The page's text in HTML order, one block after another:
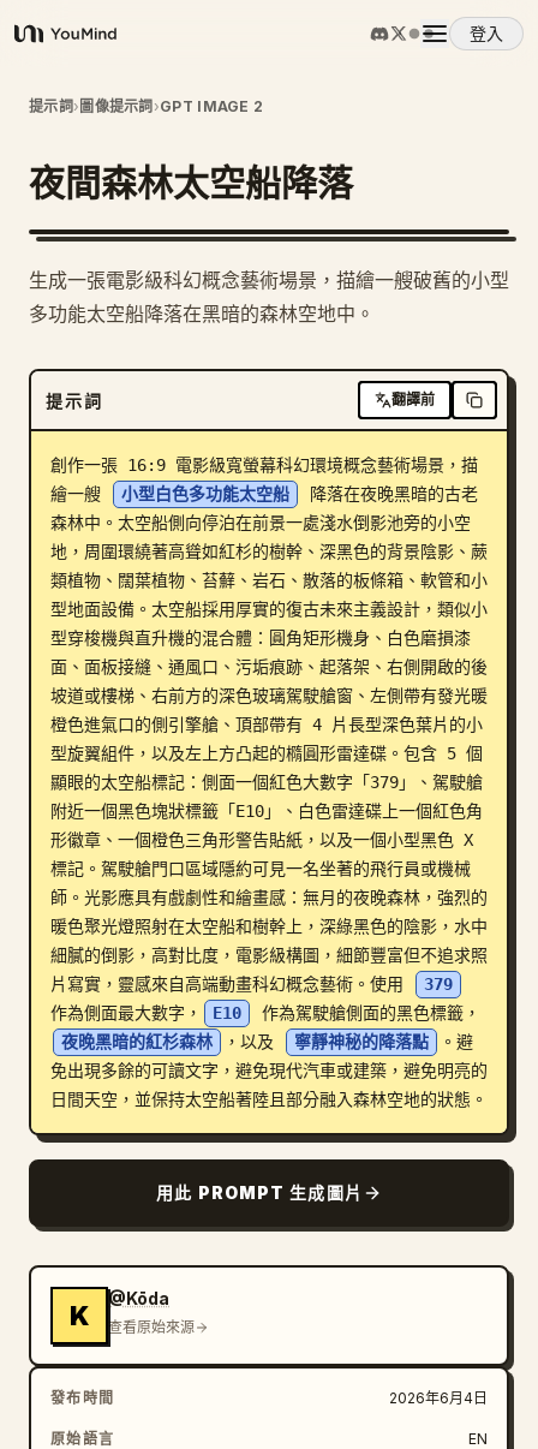
YouMind
登入
概覽
使用案例
定價
下載
部落格
更新
提示詞› 圖像提示詞 ›GPT IMAGE 2
夜間森林太空船降落
生成一張電影級科幻概念藝術場景，描繪一艘破舊的小型
多功能太空船降落在黑暗的森林空地中。
提示詞 翻譯前
創作一張 16:9 電影級寬螢幕科幻環境概念藝術場景，描
繪一艘
小型白色多功能太空船
降落在夜晚黑暗的古老
森林中。太空船側向停泊在前景一處淺水倒影池旁的小空
地，周圍環繞著高聳如紅杉的樹幹、深黑色的背景陰影、蕨
類植物、闊葉植物、苔蘚、岩石、散落的板條箱、軟管和小
型地面設備。太空船採用厚實的復古未來主義設計，類似小
型穿梭機與直升機的混合體：圓角矩形機身、白色磨損漆
面、面板接縫、通風口、污垢痕跡、起落架、右側開啟的後
坡道或樓梯、右前方的深色玻璃駕駛艙窗、左側帶有發光暖
橙色進氣口的側引擎艙、頂部帶有 4 片長型深色葉片的小
型旋翼組件，以及左上方凸起的橢圓形雷達碟。包含 5 個
顯眼的太空船標記：側面一個紅色大數字「379」、駕駛艙
附近一個黑色塊狀標籤「E10」、白色雷達碟上一個紅色角
形徽章、一個橙色三角形警告貼紙，以及一個小型黑色 X
標記。駕駛艙門口區域隱約可見一名坐著的飛行員或機械
師。光影應具有戲劇性和繪畫感：無月的夜晚森林，強烈的
暖色聚光燈照射在太空船和樹幹上，深綠黑色的陰影，水中
細膩的倒影，高對比度，電影級構圖，細節豐富但不追求照
片寫實，靈感來自高端動畫科幻概念藝術。使用
379
作為側面最大數字，
E10
作為駕駛艙側面的黑色標籤，
夜晚黑暗的紅杉森林
，以及 寧靜神秘的降落點
。避
免出現多餘的可讀文字，避免現代汽車或建築，避免明亮的
日間天空，並保持太空船著陸且部分融入森林空地的狀態。
用此 PROMPT 生成圖片
K
@Kōda
查看原始來源
發布時間 2026年6月4日
原始語言 EN